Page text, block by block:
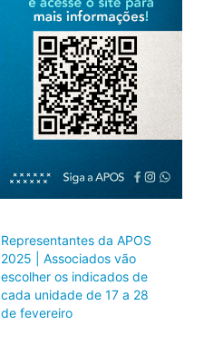
Representantes da APOS
2025 | Associados vão
escolher os indicados de
cada unidade de 17 a 28
de fevereiro